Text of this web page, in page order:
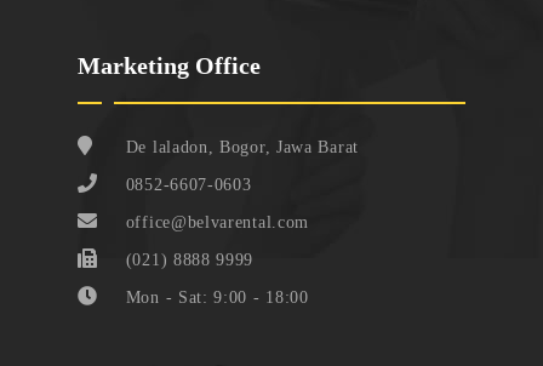
Marketing Office
De laladon, Bogor, Jawa Barat
0852-6607-0603
office@belvarental.com
(021) 8888 9999
Mon - Sat: 9:00 - 18:00